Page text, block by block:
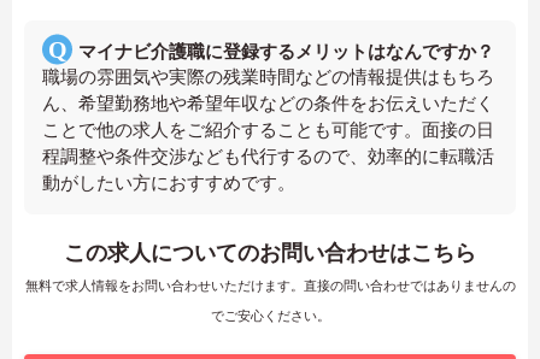
マイナビ介護職に登録するメリットはなんですか？
職場の雰囲気や実際の残業時間などの情報提供はもちろ
ん、希望勤務地や希望年収などの条件をお伝えいただく
ことで他の求人をご紹介することも可能です。面接の日
程調整や条件交渉なども代行するので、効率的に転職活
動がしたい方におすすめです。
この求人についてのお問い合わせはこちら
無料で求人情報をお問い合わせいただけます。直接の問い合わせではありませんの
でご安心ください。